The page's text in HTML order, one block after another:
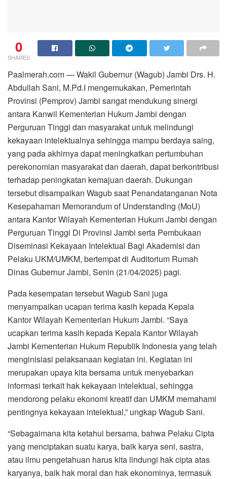
0
SHARES
Paalmerah.com — Wakil Gubernur (Wagub) Jambi Drs. H.
Abdullah Sani, M.Pd.I mengemukakan, Pemerintah
Provinsi (Pemprov) Jambi sangat mendukung sinergi
antara Kanwil Kementerian Hukum Jambi dengan
Perguruan Tinggi dan masyarakat untuk melindungi
kekayaan intelektualnya sehingga mampu berdaya saing,
yang pada akhirnya dapat meningkatkan pertumbuhan
perekonomian masyarakat dan daerah, dapat berkontribusi
terhadap peningkatan kemajuan daerah. Dukungan
tersebut disampaikan Wagub saat Penandatanganan Nota
Kesepahaman Memorandum of Understanding (MoU)
antara Kantor Wilayah Kementerian Hukum Jambi dengan
Perguruan Tinggi Di Provinsi Jambi serta Pembukaan
Diseminasi Kekayaan Intelektual Bagi Akademisi dan
Pelaku UKM/UMKM, bertempat di Auditorium Rumah
Dinas Gubernur Jambi, Senin (21/04/2025) pagi.
Pada kesempatan tersebut Wagub Sani juga
menyampaikan ucapan terima kasih kepada Kepala
Kantor Wilayah Kementerian Hukum Jambi. “Saya
ucapkan terima kasih kepada Kepala Kantor Wilayah
Jambi Kementerian Hukum Republik Indonesia yang telah
menginisiasi pelaksanaan kegiatan ini. Kegiatan ini
merupakan upaya kita bersama untuk menyebarkan
informasi terkait hak kekayaan intelektual, sehingga
mendorong pelaku ekonomi kreatif dan UMKM memahami
pentingnya kekayaan intelektual,” ungkap Wagub Sani.
“Sebagaimana kita ketahui bersama, bahwa Pelaku Cipta
yang menciptakan suatu karya, baik karya seni, sastra,
atau ilmu pengetahuan harus kita lindungi hak cipta atas
karyanya, baik hak moral dan hak ekonominya, termasuk